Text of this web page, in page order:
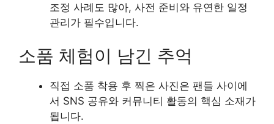
조정 사례도 많아, 사전 준비와 유연한 일정
관리가 필수입니다.
소품 체험이 남긴 추억
직접 소품 착용 후 찍은 사진은 팬들 사이에
서 SNS 공유와 커뮤니티 활동의 핵심 소재가
됩니다.